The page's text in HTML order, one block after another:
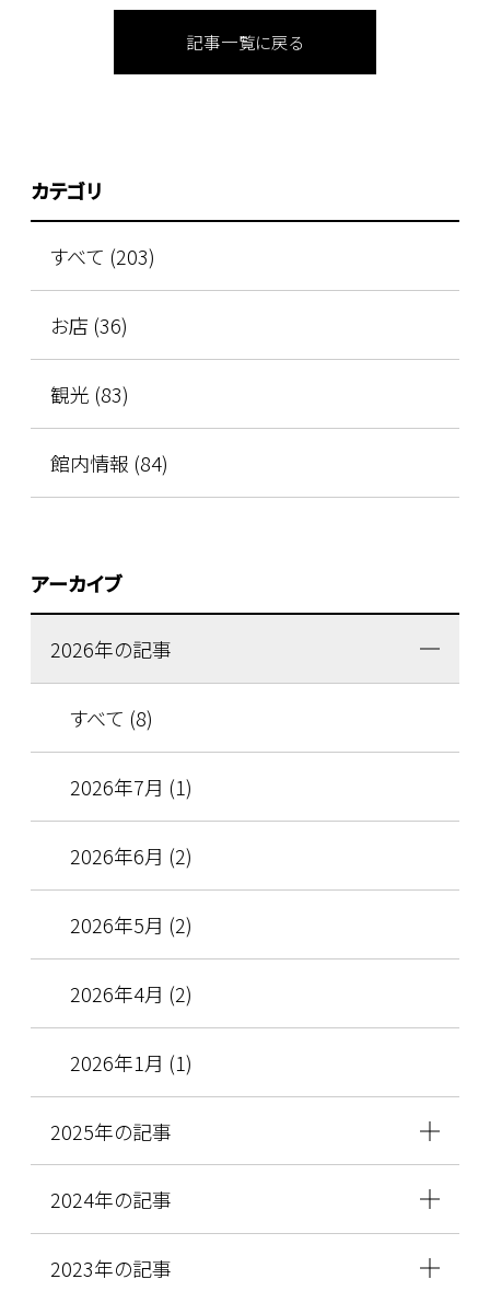
記事一覧に戻る
カテゴリ
すべて (203)
お店 (36)
観光 (83)
館内情報 (84)
アーカイブ
2026年の記事
すべて (8)
2026年7月 (1)
2026年6月 (2)
2026年5月 (2)
2026年4月 (2)
2026年1月 (1)
2025年の記事
2024年の記事
2023年の記事